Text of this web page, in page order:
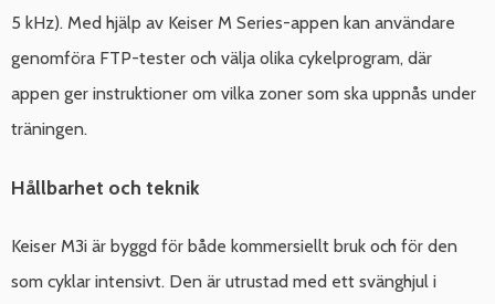
5 kHz). Med hjälp av Keiser M Series-appen kan användare
genomföra FTP-tester och välja olika cykelprogram, där
appen ger instruktioner om vilka zoner som ska uppnås under
träningen.
Hållbarhet och teknik
Keiser M3i är byggd för både kommersiellt bruk och för den
som cyklar intensivt. Den är utrustad med ett svänghjul i